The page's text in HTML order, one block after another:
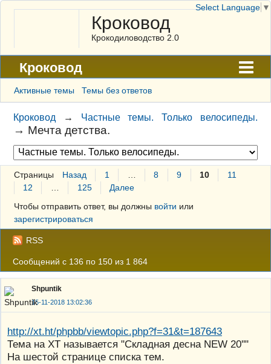
Кроковод
Крокодиловодство 2.0
Кроковод
Форум
Архив
ГАЛЕРЕЯ
Правила
Поиск
Регистрация
Вход
Активные темы Темы без ответов
Кроковод → Частные темы. Только велосипеды.
→ Мечта детства.
Страницы Назад 1 8 9 10
11
12
125
Далее
Чтобы отправить ответ, вы должны войти или
зарегистрироваться
RSS
Сообщений с 136 по 150 из 1 864
Shpuntik
15-11-2018 13:02:36
http://xt.ht/phpbb/viewtopic.php?f=31&t=187643
Тема на ХТ называется "Складная десна NEW 20''"
На шестой странице списка тем.
Select Language ▼